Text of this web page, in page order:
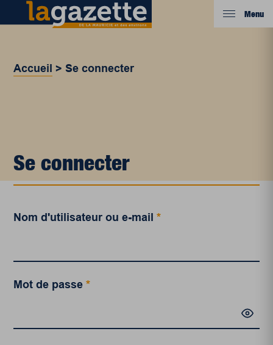
Menu
Accueil >Se connecter
Se connecter
Nom d'utilisateur ou e-mail*
Mot de passe*